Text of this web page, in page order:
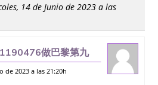
14 de Junio de 2023 a las
做巴黎第九
办理【留信认证】
de 2023 a las 21:20h